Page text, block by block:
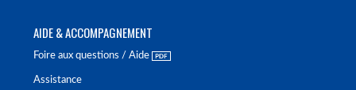
AIDE & ACCOMPAGNEMENT
Foire aux questions / Aide
Assistance